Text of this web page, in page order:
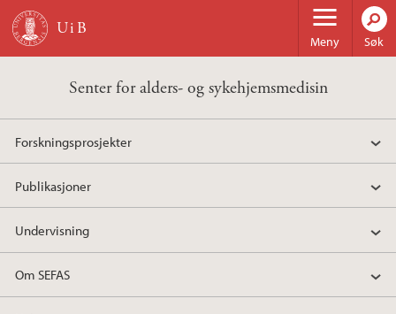
Hopp til hovedinnhold
Meny Søk
Senter for alders- og sykehjemsmedisin
Forskningsprosjekter
Publikasjoner
Undervisning
Om SEFAS